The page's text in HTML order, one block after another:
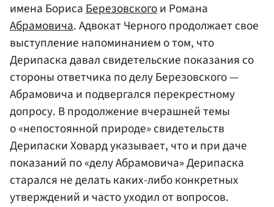
имена БорисаБерезовскогои Романа
Абрамовича. Адвокат Черного продолжает свое
выступление напоминанием о том, что
Дерипаска давал свидетельские показания со
стороны ответчика по делу Березовского —
Абрамовича и подвергался перекрестному
допросу. В продолжение вчерашней темы
о «непостоянной природе» свидетельств
Дерипаски Ховард указывает, что и при даче
показаний по «делу Абрамовича» Дерипаска
старался не делать каких-либо конкретных
утверждений и часто уходил от вопросов.